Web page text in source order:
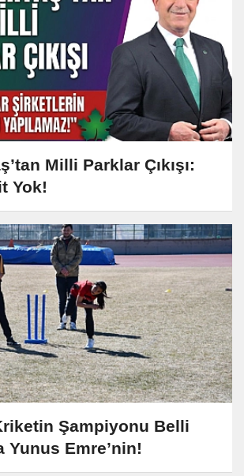
Milli Parklar Çıkışı:
Yok!
Şampiyonu Belli
Yunus Emre’nin!